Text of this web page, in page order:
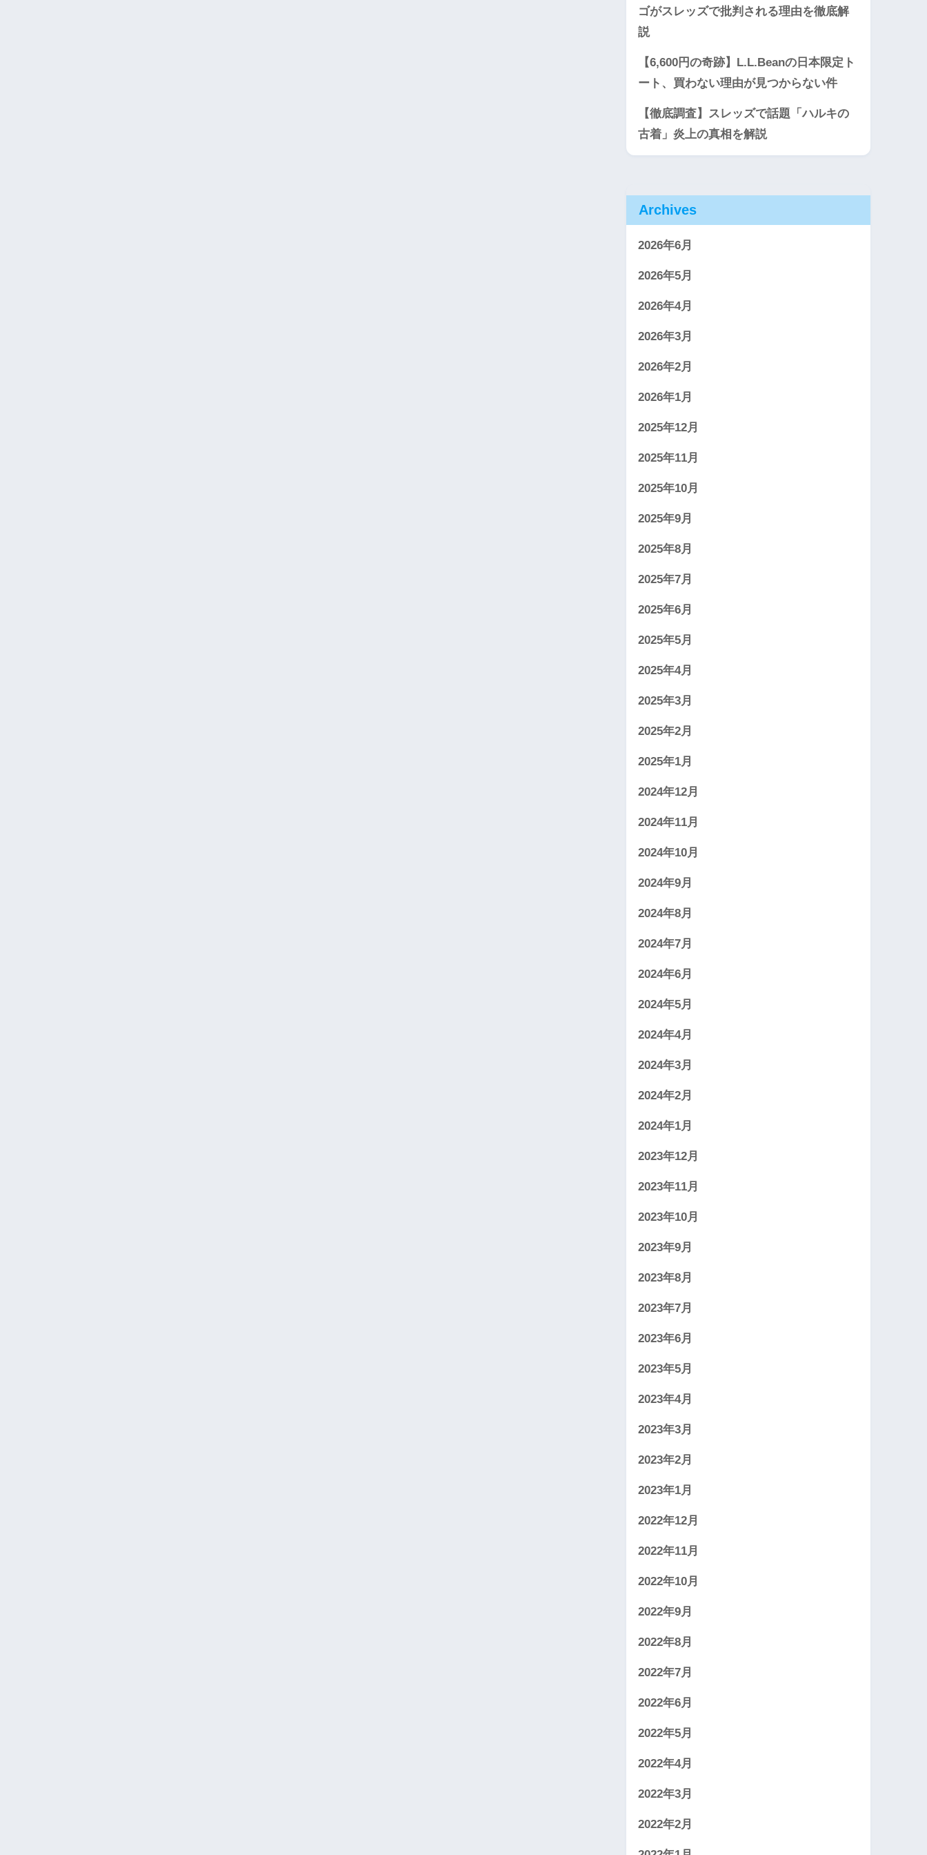
ゴがスレッズで批判される理由を徹底解
説
【6,600円の奇跡】L.L.Beanの日本限定ト
ート、買わない理由が見つからない件
【徹底調査】スレッズで話題「ハルキの
古着」炎上の真相を解説
Archives
2026年6月
2026年5月
2026年4月
2026年3月
2026年2月
2026年1月
2025年12月
2025年11月
2025年10月
2025年9月
2025年8月
2025年7月
2025年6月
2025年5月
2025年4月
2025年3月
2025年2月
2025年1月
2024年12月
2024年11月
2024年10月
2024年9月
2024年8月
2024年7月
2024年6月
2024年5月
2024年4月
2024年3月
2024年2月
2024年1月
2023年12月
2023年11月
2023年10月
2023年9月
2023年8月
2023年7月
2023年6月
2023年5月
2023年4月
2023年3月
2023年2月
2023年1月
2022年12月
2022年11月
2022年10月
2022年9月
2022年8月
2022年7月
2022年6月
2022年5月
2022年4月
2022年3月
2022年2月